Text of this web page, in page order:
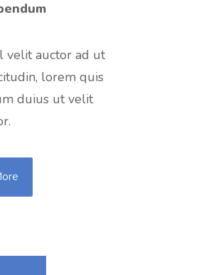
velit auctor ad ut
lorem quis
duius ut velit